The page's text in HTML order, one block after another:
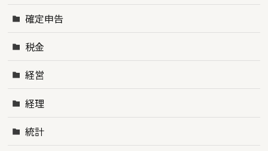
確定申告
税金
経営
経理
統計